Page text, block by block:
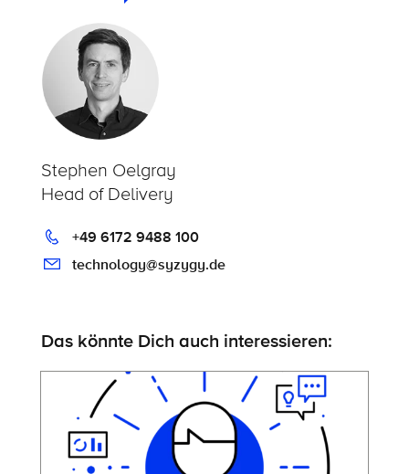
Stephen Oelgray
Head of Delivery
+49 6172 9488 100
technology@syzygy.de
Das könnte Dich auch interessieren: